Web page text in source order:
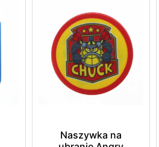
Naszywka na